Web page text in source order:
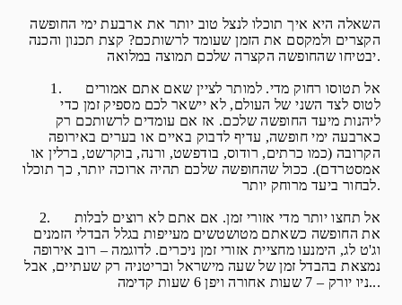
השאלה היא איך תוכלו לנצל טוב יותר את ארבעת ימי החופשה
הקצרים ולמקסם את הזמן שעומד לרשותכם? קצת תכנון והכנה
יבטיחו שהחופשה הקצרה שלכם תמוצה במלואה.
1. אל תטוסו רחוק מדי. למותר לציין שאם אתם אמורים
לטוס לצד השני של העולם, לא יישאר לכם מספיק זמן כדי
ליהנות מיעד החופשה שלכם. אז אם עומדים לרשותכם רק
כארבעה ימי חופשה, עדיף לדבוק באיים או בערים באירופה
הקרובה (כמו כרתים, רודוס, בודפשט, ורנה, בוקרשט, ברלין או
אמסטרדם). ככול שהחופשה שלכם תהיה ארוכה יותר, כך תוכלו
לבחור ביעד מרוחק יותר.
2. אל תחצו יותר מדי אזורי זמן. אם אתם לא רוצים לבלות
את החופשה כשאתם מטושטשים מעייפות בגלל הבדלי הזמנים
וג'ט לג, הימנעו מחציית אזורי זמן ניכרים. לדוגמה – רוב אירופה
נמצאת בהבדל זמן של שעה מישראל ובריטניה רק שעתיים, אבל
ניו יורק – 7 שעות אחורה ויפן 6 שעות קדימה...